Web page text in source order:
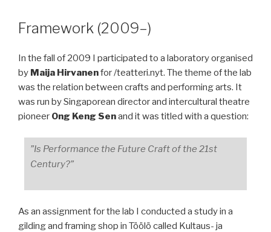
Framework (2009–)
In the fall of 2009 I participated to a laboratory organised
by Maija Hirvanenfor /teatteri.nyt. The theme of the lab
was the relation between crafts and performing arts. It
was run by Singaporean director and intercultural theatre
pioneer Ong Keng Senand it was titled with a question:
”Is Performance the Future Craft of the 21st
Century?”
As an assignment for the lab I conducted a study in a
gilding and framing shop in Töölö called Kultaus- ja